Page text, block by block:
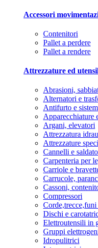
Accessori
Contenitori
Pallet a perdere
Pallet a rendere
Attrezzature ed
Abrasioni,
Alternatori e
Antifurto e
Apparecchiature
Argani, elevatori
Attrezzatura
Attrezzature
Cannelli e
Carpenteria per
Carriole e
Carrucole,
Cassoni,
Compressori
Corde,trecce,funi
Dischi e
Elettroutensili in
Gruppi
Idropulitrici